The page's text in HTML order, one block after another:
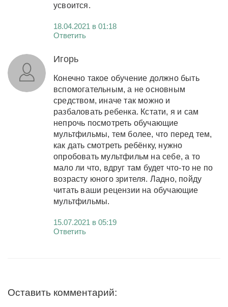
усвоится.
18.04.2021 в 01:18
Ответить
Игорь
Конечно такое обучение должно быть
вспомогательным, а не основным
средством, иначе так можно и
разбаловать ребенка. Кстати, я и сам
непрочь посмотреть обучающие
мультфильмы, тем более, что перед тем,
как дать смотреть ребёнку, нужно
опробовать мультфильм на себе, а то
мало ли что, вдруг там будет что-то не по
возрасту юного зрителя. Ладно, пойду
читать ваши рецензии на обучающие
мультфильмы.
15.07.2021 в 05:19
Ответить
Оставить комментарий: